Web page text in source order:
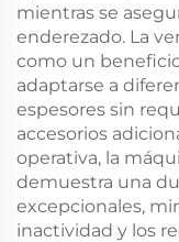
mientras se
enderezado. La
como un
adaptarse a
espesores sin
accesorios
operativa, la
demuestra una
excepcionales,
inactividad y los